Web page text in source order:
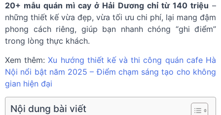
20+ mẫu quán mì cay ở Hải Dương chỉ từ 140 triệu –
những thiết kế vừa đẹp, vừa tối ưu chi phí, lại mang đậm
phong cách riêng, giúp bạn nhanh chóng “ghi điểm”
trong lòng thực khách.
Xem thêm:Xu hướng thiết kế và thi công quán cafe Hà
Nội nổi bật năm 2025 – Điểm chạm sáng tạo cho không
gian hiện đại
Nội dung bài viết